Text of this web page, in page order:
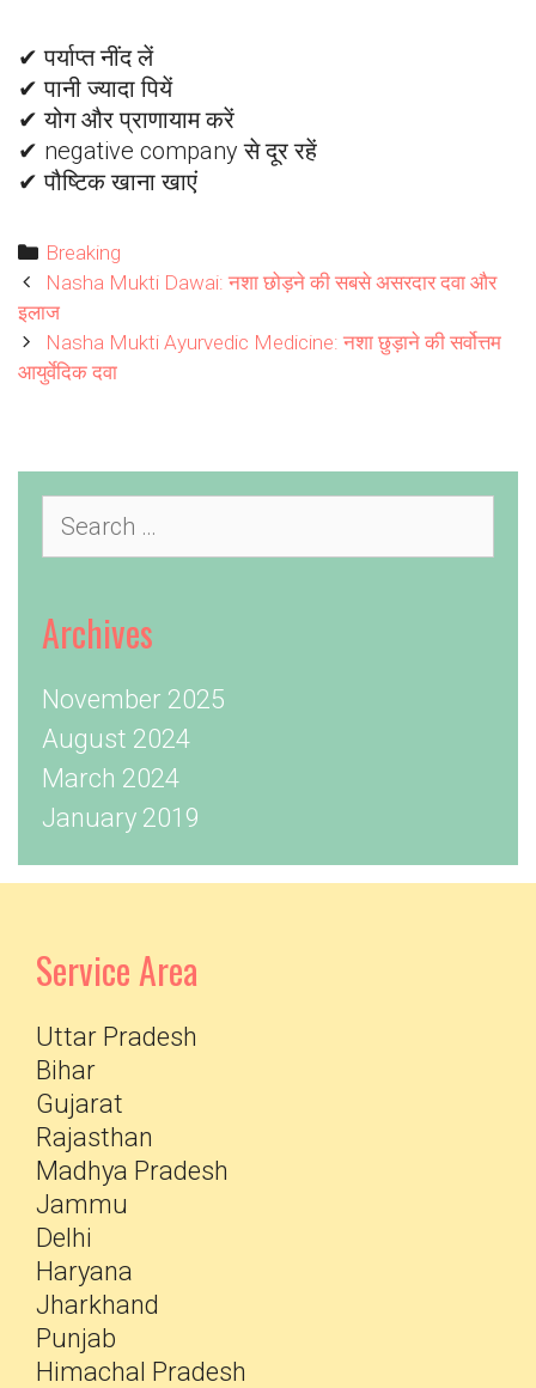
✔ पर्याप्त नींद लें
✔ पानी ज्यादा पियें
✔ योग और प्राणायाम करें
✔ negative company से दूर रहें
✔ पौष्टिक खाना खाएं
Categories
Breaking
Post
navigation
Nasha Mukti Dawai: नशा छोड़ने की सबसे असरदार दवा और
इलाज
Nasha Mukti Ayurvedic Medicine: नशा छुड़ाने की सर्वोत्तम
आयुर्वेदिक दवा
Search
for:
Archives
November 2025
August 2024
March 2024
January 2019
Service Area
Uttar Pradesh
Bihar
Gujarat
Rajasthan
Madhya Pradesh
Jammu
Delhi
Haryana
Jharkhand
Punjab
Himachal Pradesh